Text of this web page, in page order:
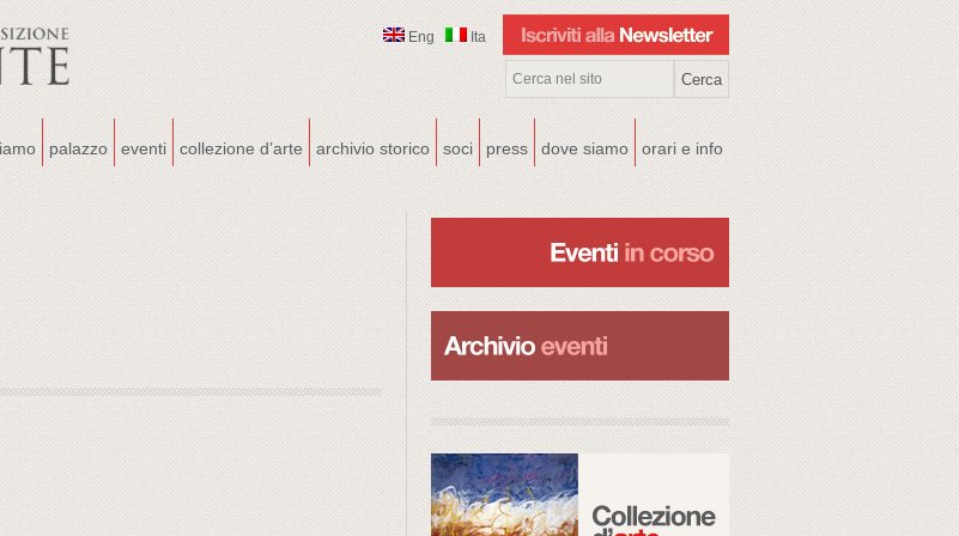
Eng Ita
palazzo eventi collezione d’arte archivio storico soci press dove siamo orari e info